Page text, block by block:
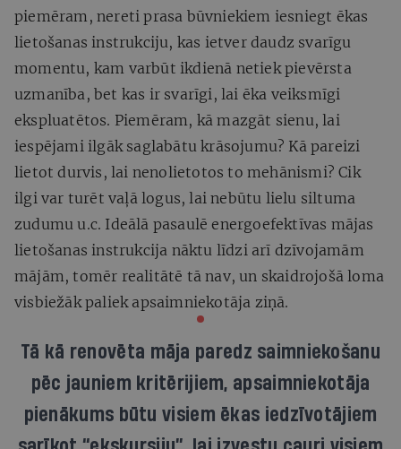
piemēram, nereti prasa būvniekiem iesniegt ēkas
lietošanas instrukciju, kas ietver daudz svarīgu
momentu, kam varbūt ikdienā netiek pievērsta
uzmanība, bet kas ir svarīgi, lai ēka veiksmīgi
ekspluatētos. Piemēram, kā mazgāt sienu, lai
iespējami ilgāk saglabātu krāsojumu? Kā pareizi
lietot durvis, lai nenolietotos to mehānismi? Cik
ilgi var turēt vaļā logus, lai nebūtu lielu siltuma
zudumu u.c. Ideālā pasaulē energoefektīvas mājas
lietošanas instrukcija nāktu līdzi arī dzīvojamām
mājām, tomēr realitātē tā nav, un skaidrojošā loma
visbiežāk paliek apsaimniekotāja ziņā.
Tā kā renovēta māja paredz saimniekošanu
pēc jauniem kritērijiem, apsaimniekotāja
pienākums būtu visiem ēkas iedzīvotājiem